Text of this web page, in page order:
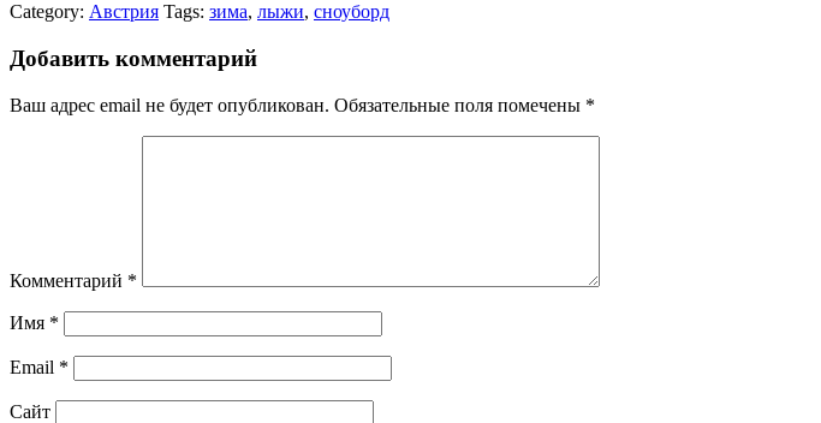
Category: Австрия Tags: зима, лыжи, сноуборд
Добавить комментарий
Ваш адрес email не будет опубликован. Обязательные поля помечены *
Комментарий *
Имя *
Email *
Сайт